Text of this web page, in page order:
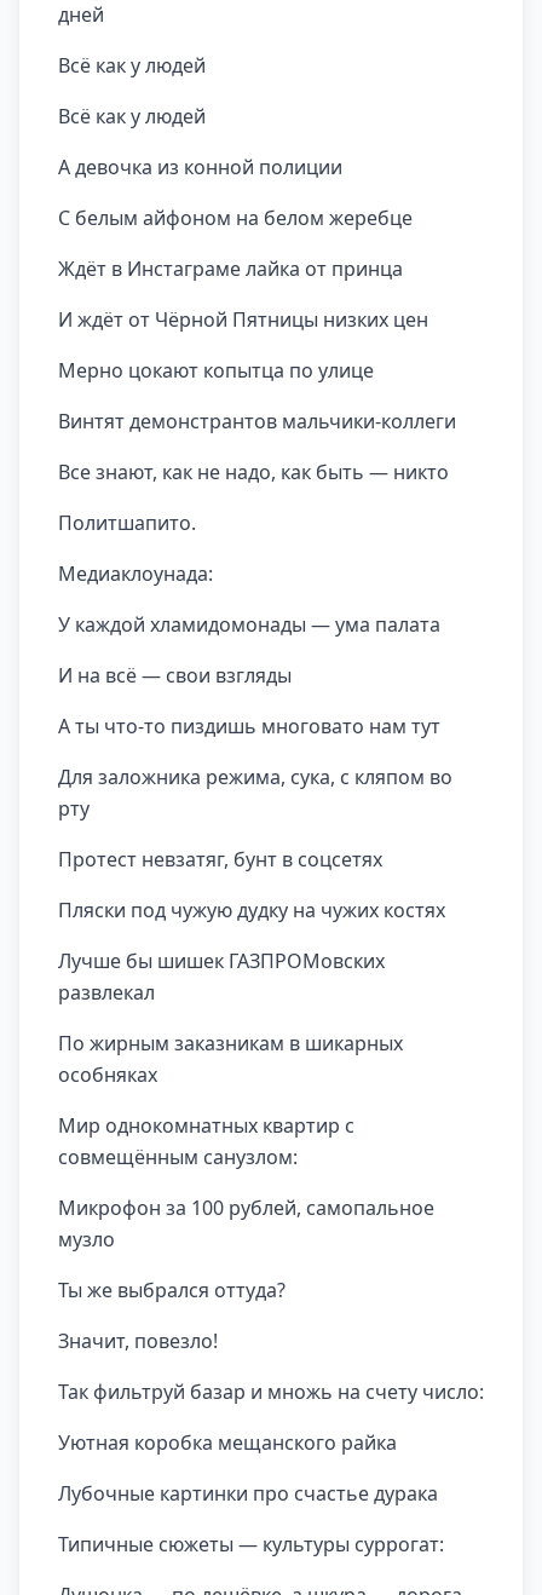
дней
Всё как у людей
Всё как у людей
А девочка из конной полиции
С белым айфоном на белом жеребце
Ждёт в Инстаграме лайка от принца
И ждёт от Чёрной Пятницы низких цен
Мерно цокают копытца по улице
Винтят демонстрантов мальчики-коллеги
Все знают, как не надо, как быть — никто
Политшапито.
Медиаклоунада:
У каждой хламидомонады — ума палата
И на всё — свои взгляды
А ты что-то пиздишь многовато нам тут
Для заложника режима, сука, с кляпом во
рту
Протест невзатяг, бунт в соцсетях
Пляски под чужую дудку на чужих костях
Лучше бы шишек ГАЗПРОМовских
развлекал
По жирным заказникам в шикарных
особняках
Мир однокомнатных квартир с
совмещённым санузлом:
Микрофон за 100 рублей, самопальное
музло
Ты же выбрался оттуда?
Значит, повезло!
Так фильтруй базар и множь на счету число:
Уютная коробка мещанского райка
Лубочные картинки про счастье дурака
Типичные сюжеты — культуры суррогат: